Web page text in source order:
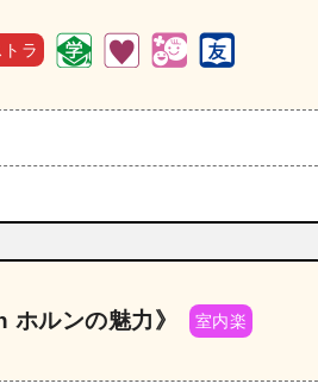
ラ
ルンの魅力》 室内楽